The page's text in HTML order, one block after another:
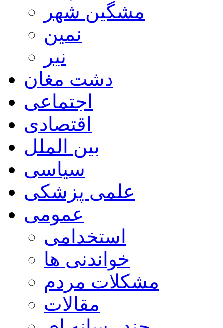
مشگین شهر
نمین
نیر
دشت مغان
اجتماعی
اقتصادی
بین الملل
سیاسی
علمی پزشکی
عمومی
استخدامی
خواندنی ها
مشکلات مردم
مقالات